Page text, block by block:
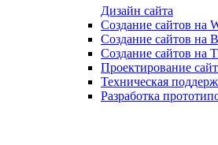
Дизайн сайта
Создание сайтов на
Создание сайтов на
Создание сайтов на
Проектирование
Техническая
Разработка